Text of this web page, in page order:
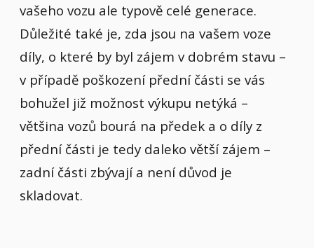
vašeho vozu ale typově celé generace.
Důležité také je, zda jsou na vašem voze
díly, o které by byl zájem v dobrém stavu –
v případě poškození přední části se vás
bohužel již možnost výkupu netýká –
většina vozů bourá na předek a o díly z
přední části je tedy daleko větší zájem –
zadní části zbývají a není důvod je
skladovat.